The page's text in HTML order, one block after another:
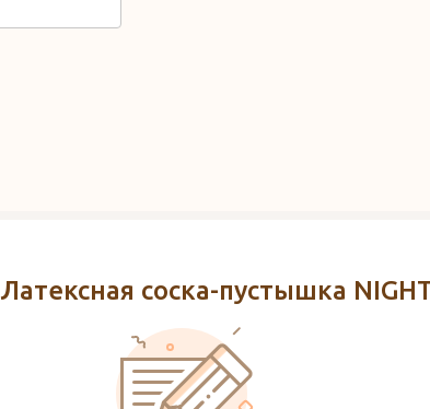
соска-пустышка